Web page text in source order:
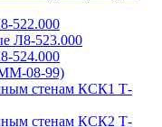
522.000
Л8-523.000
524.000
08-99)
стенам КСК1 Т-
стенам КСК2 Т-